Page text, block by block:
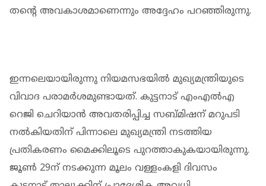
തന്റെ അവകാശമാണെന്നും അദ്ദേഹം പറഞ്ഞിരുന്നു.
ഇന്നലെയായിരുന്നു നിയമസഭയിൽ മുഖ്യമന്ത്രിയുടെ
വിവാദ പരാമർശമുണ്ടായത്. കുട്ടനാട് എംഎല്‍എ
റെജി ചെറിയാന്‍ അവതരിപ്പിച്ച സബ്മിഷന് മറുപടി
നല്‍കിയതിന് പിന്നാലെ മുഖ്യമന്ത്രി നടത്തിയ
പ്രതികരണം മൈക്കിലൂടെ പുറത്താകുകയായിരുന്നു.
ജൂണ്‍ 29ന് നടക്കുന്ന മൂലം വള്ളംകളി ദിവസം